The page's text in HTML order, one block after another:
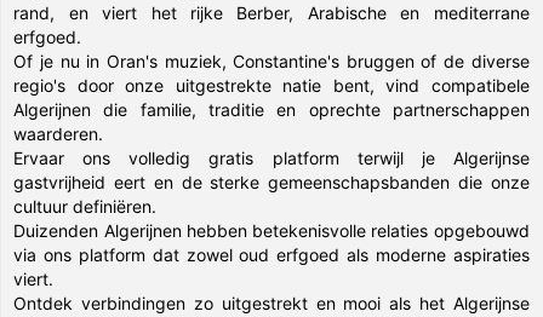
rand, en viert het rijke Berber, Arabische en mediterrane
erfgoed.
Of je nu in Oran's muziek, Constantine's bruggen of de diverse
regio's door onze uitgestrekte natie bent, vind compatibele
Algerijnen die familie, traditie en oprechte partnerschappen
waarderen.
Ervaar ons volledig gratis platform terwijl je Algerijnse
gastvrijheid eert en de sterke gemeenschapsbanden die onze
cultuur definiëren.
Duizenden Algerijnen hebben betekenisvolle relaties opgebouwd
via ons platform dat zowel oud erfgoed als moderne aspiraties
viert.
Ontdek verbindingen zo uitgestrekt en mooi als het Algerijnse